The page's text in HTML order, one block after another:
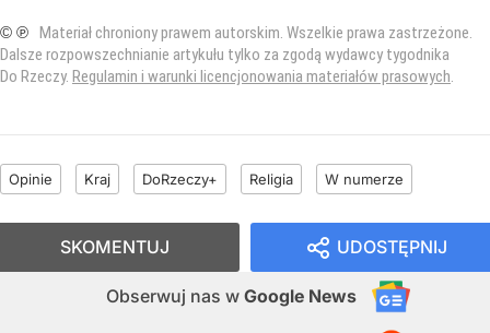
© ℗ Materiał chroniony prawem autorskim. Wszelkie prawa zastrzeżone.
Dalsze rozpowszechnianie artykułu tylko za zgodą wydawcy tygodnika
Do Rzeczy. Regulamin i warunki licencjonowania materiałów prasowych.
Opinie Kraj DoRzeczy+ Religia W numerze
UDOSTĘPNIJ
Obserwuj nas w Google News
SKOMENTUJ